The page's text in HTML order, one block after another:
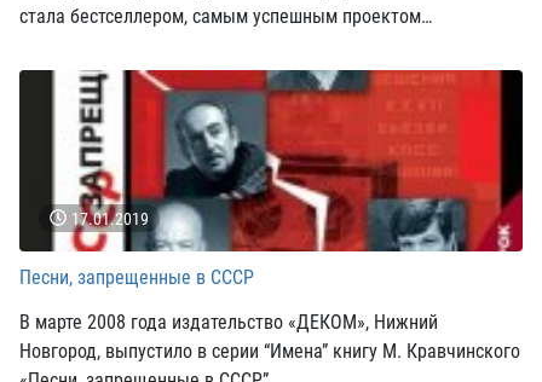
стала бестселлером, самым успешным проектом
17.01.2019
Песни, запрещенные в СССР
В марте 2008 года издательство «ДЕКОМ», Нижний
Новгород, выпустило в серии “Имена” книгу М. Кравчинского